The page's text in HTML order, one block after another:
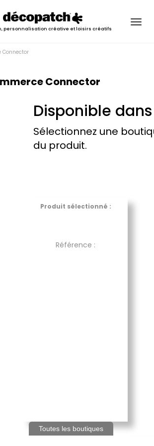
personnalisation créative et loisirs créatifs
Connector
Connector
Disponible
Sélectionnez une
du produit.
Produit sélectionné :
Référence :
Toutes les boutiques